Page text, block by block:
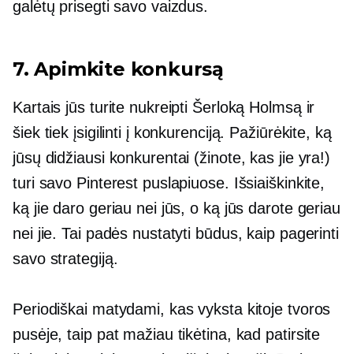
galėtų prisegti savo vaizdus.
7. Apimkite konkursą
Kartais jūs turite nukreipti Šerloką Holmsą ir
šiek tiek įsigilinti į konkurenciją. Pažiūrėkite, ką
jūsų didžiausi konkurentai (žinote, kas jie yra!)
turi savo Pinterest puslapiuose. Išsiaiškinkite,
ką jie daro geriau nei jūs, o ką jūs darote geriau
nei jie. Tai padės nustatyti būdus, kaip pagerinti
savo strategiją.
Periodiškai matydami, kas vyksta kitoje tvoros
pusėje, taip pat mažiau tikėtina, kad patirsite